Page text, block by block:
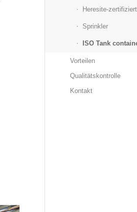
Heresite-
Sprinkler
ISO Tank
Vorteilen
Qualitätskontrolle
Kontakt